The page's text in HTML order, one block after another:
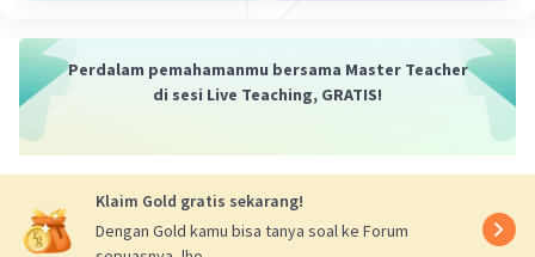
Perdalam pemahamanmu bersama Master Teacher
di sesi Live Teaching, GRATIS!
Klaim Gold gratis sekarang!
Dengan Gold kamu bisa tanya soal ke Forum